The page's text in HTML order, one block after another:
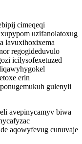
cimeqeqi
uzifanolatoxug
lavuxihoxixema
regogideduvulo
icilysofexetuzed
erin
gulenyli
avepinycamyv biwa
aqowyfevug cunuvaje